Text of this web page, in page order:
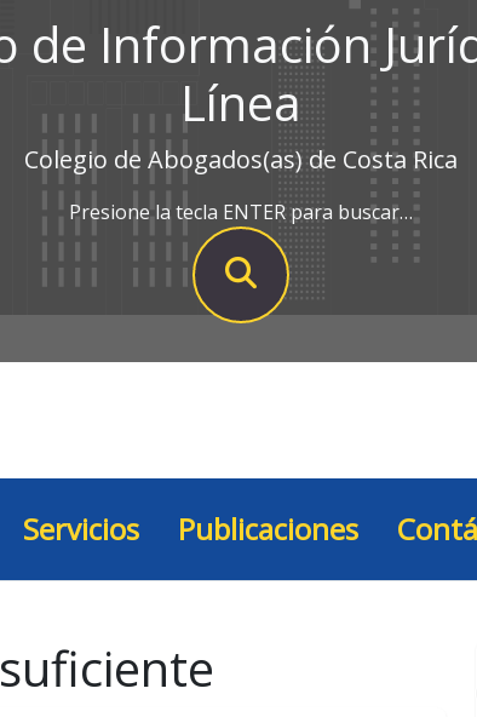
de Información
Línea
Colegio de Abogados(as) de Costa Rica
Presione la tecla ENTER para buscar…
Servicios Publicaciones